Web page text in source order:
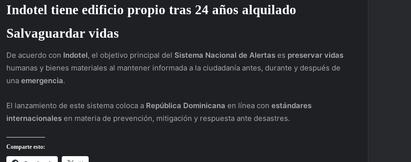
Indotel tiene edificio propio tras 24 años alquilado
Salvaguardar vidas
De acuerdo con Indotel, el objetivo principal del Sistema Nacional de Alertas es preservar vidas
humanas y bienes materiales al mantener informada a la ciudadanía antes, durante y después de
una emergencia.
El lanzamiento de este sistema coloca a República Dominicana en línea con estándares
internacionales en materia de prevención, mitigación y respuesta ante desastres.
Comparte esto: